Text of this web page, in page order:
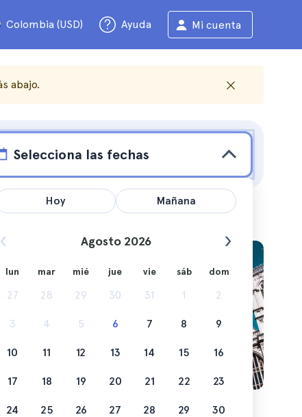
Colombia (USD) Ayuda Mi cuenta
abajo.
Selecciona las fechas
Hoy Mañana
Agosto 2026
lun mar mié jue vie sáb dom
27 28 29 30 31 1 2
3 4 5 6 7 8 9
10 11 12 13 14 15 16
17 18 19 20 21 22 23
24 25 26 27 28 29 30